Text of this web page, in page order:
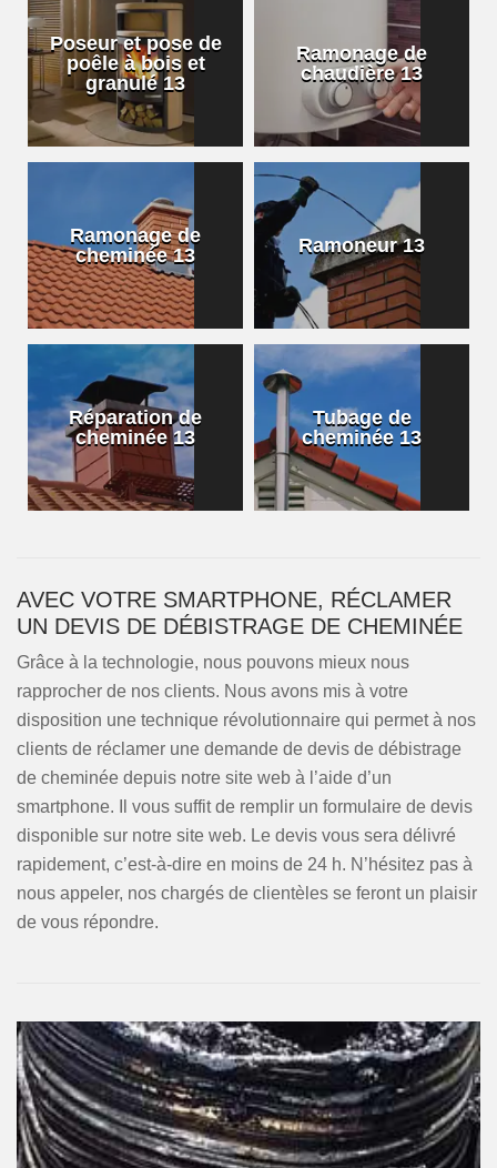
Poseur et pose de
poêle à bois et
granulé 13
Ramonage de
chaudière 13
Ramonage de
cheminée 13
Ramoneur 13
Réparation de
cheminée 13
Tubage de
cheminée 13
AVEC VOTRE SMARTPHONE, RÉCLAMER
UN DEVIS DE DÉBISTRAGE DE CHEMINÉE
Grâce à la technologie, nous pouvons mieux nous
rapprocher de nos clients. Nous avons mis à votre
disposition une technique révolutionnaire qui permet à nos
clients de réclamer une demande de devis de débistrage
de cheminée depuis notre site web à l’aide d’un
smartphone. Il vous suffit de remplir un formulaire de devis
disponible sur notre site web. Le devis vous sera délivré
rapidement, c’est-à-dire en moins de 24 h. N’hésitez pas à
nous appeler, nos chargés de clientèles se feront un plaisir
de vous répondre.